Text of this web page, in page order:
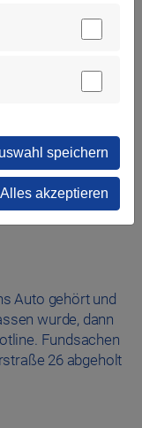
vor der ersten
mitdas
Auto gehört und
wurde, dann
Fundsachen
26 abgeholt
speichern
Alles akzeptieren